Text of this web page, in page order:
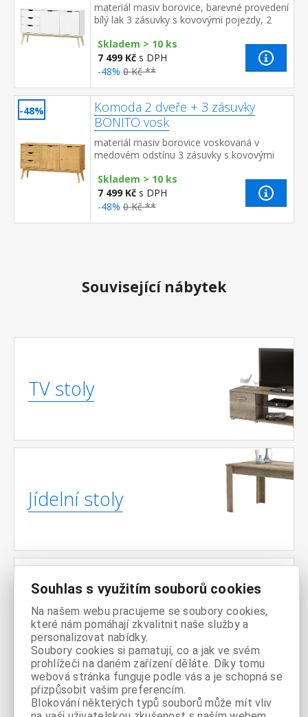
materiál masiv borovice, barevné provedení
bílý lak 3 zásuvky s kovovými pojezdy, 2
Skladem > 10 ks
7 499 Kč s DPH
-48% 0 Kč **
-48%
Komoda 2 dveře + 3 zásuvky
BONITO vosk
materiál masiv borovice voskovaná v
medovém odstínu 3 zásuvky s kovovými
Skladem > 10 ks
7 499 Kč s DPH
-48% 0 Kč **
Související nábytek
TV stoly
Jídelní stoly
Noční
stolky
Televizní
Souhlas s využitím souborů cookies
Na našem webu pracujeme se soubory cookies,
které nám pomáhají zkvalitnit naše služby a
personalizovat nabídky.
Soubory cookies si pamatují, co a jak ve svém
prohlížeči na daném zařízení děláte. Díky tomu
webová stránka funguje podle vás a je schopná se
přizpůsobit vašim preferencím.
Blokování některých typů souborů může mít vliv